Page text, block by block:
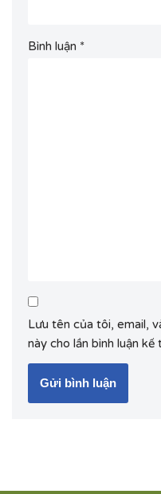
Bình luận *
Lưu tên của tôi, email,
này cho lần bình luận kế